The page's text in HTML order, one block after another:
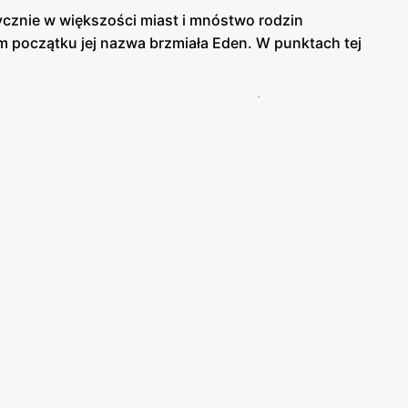
w większości miast i mnóstwo rodzin
początku jej nazwa brzmiała Eden. W punktach tej
atrakcyjne ceny. Aby korzystać z niskich cen
i mieć na bieżąco wszystkie promocje,
jest zatem gotowa na to aby doradzać
również to, że Market Stokrotka ma bardzo
zatem znaleźć coś na każdą kieszeń, bez
Są one bardzo atrakcyjne pod względem
warzywa i owoce sezonowe oraz wiele